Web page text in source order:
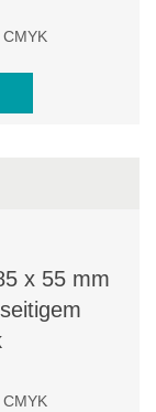
x 55 mm